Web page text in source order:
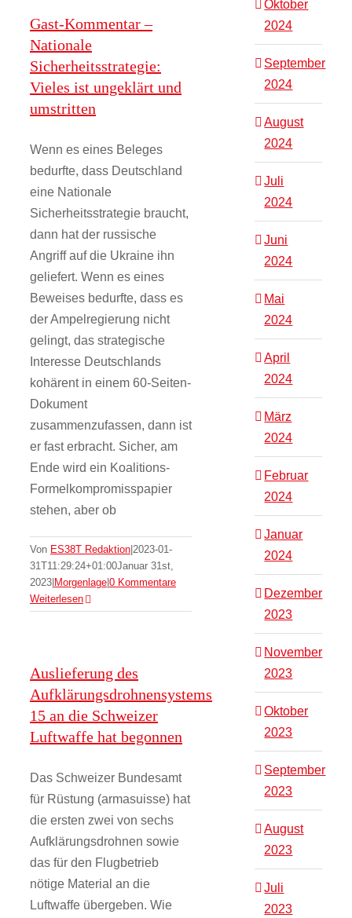
Gast-Kommentar –
Nationale
Sicherheitsstrategie:
Vieles ist ungeklärt und
umstritten
Wenn es eines Beleges
bedurfte, dass Deutschland
eine Nationale
Sicherheitsstrategie braucht,
dann hat der russische
Angriff auf die Ukraine ihn
geliefert. Wenn es eines
Beweises bedurfte, dass es
der Ampelregierung nicht
gelingt, das strategische
Interesse Deutschlands
kohärent in einem 60-Seiten-
Dokument
zusammenzufassen, dann ist
er fast erbracht. Sicher, am
Ende wird ein Koalitions-
Formelkompromisspapier
stehen, aber ob
Von ES38T Redaktion 2023-01-
31T11:29:24+01:00Januar 31st,
2023 Morgenlage 0 Kommentare
Weiterlesen
Auslieferung des
Aufklärungsdrohnensystems
15 an die Schweizer
Luftwaffe hat begonnen
Das Schweizer Bundesamt
für Rüstung (armasuisse) hat
die ersten zwei von sechs
Aufklärungsdrohnen sowie
das für den Flugbetrieb
nötige Material an die
Luftwaffe übergeben. Wie
Oktober
2024
September
2024
August
2024
Juli
2024
Juni
2024
Mai
2024
April
2024
März
2024
Februar
2024
Januar
2024
Dezember
2023
November
2023
Oktober
2023
September
2023
August
2023
Juli
2023